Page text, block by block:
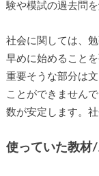
験や模試の過去問を
社会に関しては、
早めに始めること
重要そうな部分は
ことができません
数が安定します。
使っていた教材